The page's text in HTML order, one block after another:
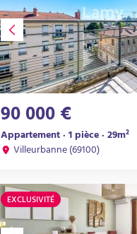
90 000 €
Appartement · 1 pièce · 29m²
Villeurbanne (69100)
EXCLUSIVITÉ